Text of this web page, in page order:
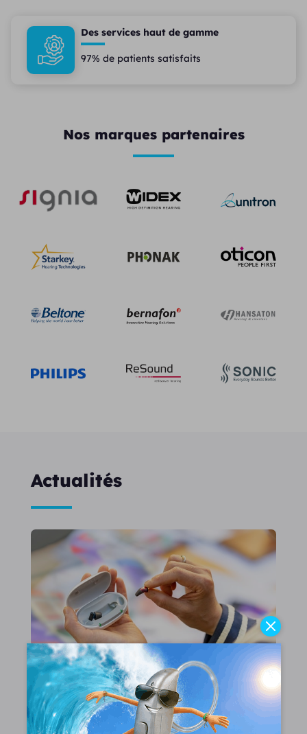
Des services haut de gamme
97% de patients satisfaits
Nos marques partenaires
Actualités
Quel est le meilleur appareil auditif en 2026
?